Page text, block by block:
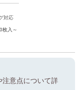
対応
枚入～
注意点について詳